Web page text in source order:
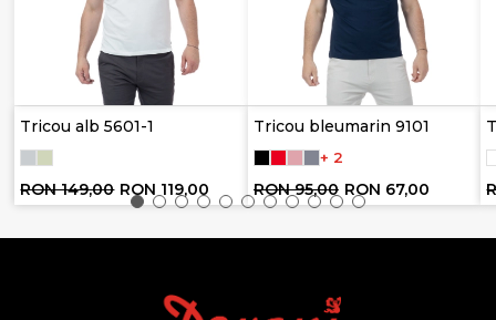
Tricou alb 5601-1
RON 149,00 RON 119,00
Tricou bleumarin 9101
+ 2
RON 95,00 RON 67,00